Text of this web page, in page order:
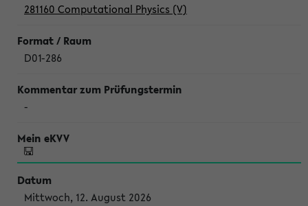
281160 Computational Physics (V)
D01-286
-
Mittwoch, 12. August 2026